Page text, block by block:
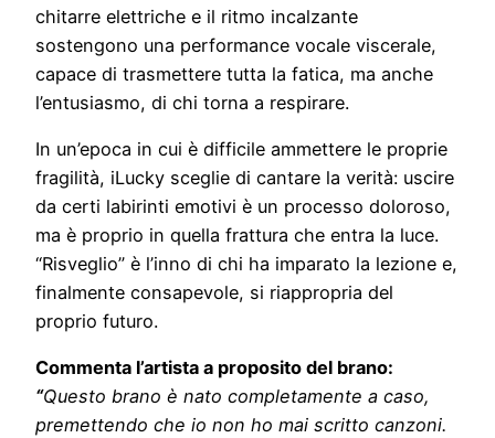
chitarre elettriche e il ritmo incalzante
sostengono una performance vocale viscerale,
capace di trasmettere tutta la fatica, ma anche
l’entusiasmo, di chi torna a respirare.
In un’epoca in cui è difficile ammettere le proprie
fragilità, iLucky sceglie di cantare la verità: uscire
da certi labirinti emotivi è un processo doloroso,
ma è proprio in quella frattura che entra la luce.
“Risveglio” è l’inno di chi ha imparato la lezione e,
finalmente consapevole, si riappropria del
proprio futuro.
Commenta l’artista a proposito del brano:
“Questo brano è nato completamente a caso,
premettendo che io non ho mai scritto canzoni.